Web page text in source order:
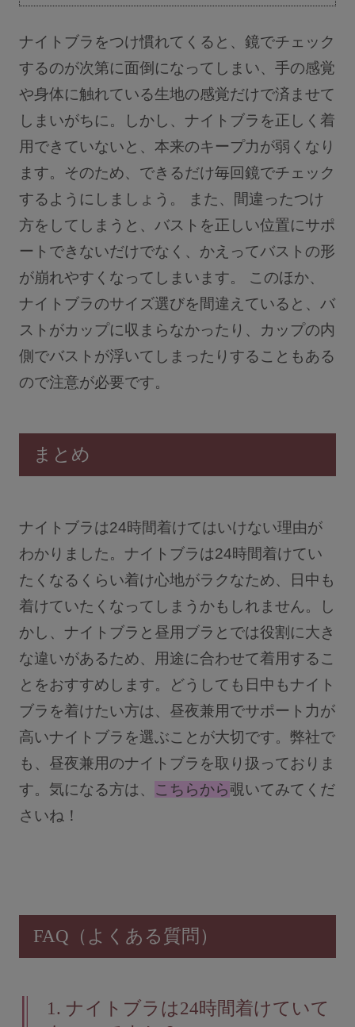
ナイトブラをつけ慣れてくると、鏡でチェック
するのが次第に面倒になってしまい、手の感覚
や身体に触れている生地の感覚だけで済ませて
しまいがちに。しかし、ナイトブラを正しく着
用できていないと、本来のキープ力が弱くなり
ます。そのため、できるだけ毎回鏡でチェック
するようにしましょう。 また、間違ったつけ
方をしてしまうと、バストを正しい位置にサポ
ートできないだけでなく、かえってバストの形
が崩れやすくなってしまいます。 このほか、
ナイトブラのサイズ選びを間違えていると、バ
ストがカップに収まらなかったり、カップの内
側でバストが浮いてしまったりすることもある
ので注意が必要です。
まとめ
ナイトブラは24時間着けてはいけない理由が
わかりました。ナイトブラは24時間着けてい
たくなるくらい着け心地がラクなため、日中も
着けていたくなってしまうかもしれません。し
かし、ナイトブラと昼用ブラとでは役割に大き
な違いがあるため、用途に合わせて着用するこ
とをおすすめします。どうしても日中もナイト
ブラを着けたい方は、昼夜兼用でサポート力が
高いナイトブラを選ぶことが大切です。弊社で
も、昼夜兼用のナイトブラを取り扱っておりま
す。気になる方は、 こちらから覗いてみてくだ
さいね！
FAQ（よくある質問）
1. ナイトブラは24時間着けていて